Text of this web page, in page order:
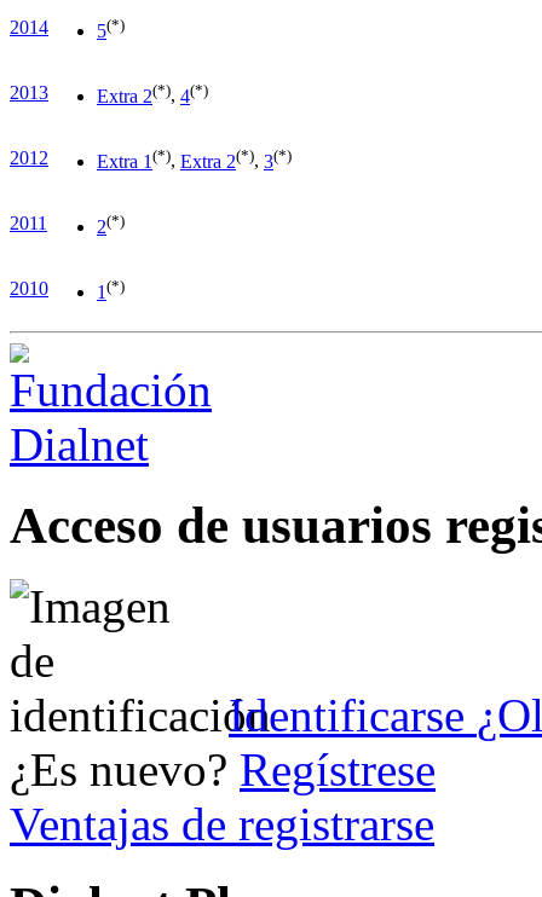
2014 5(*)
2013 Extra 2(*), 4(*)
2012 Extra 1 (*), Extra 2(*), 3(*)
2011 2(*)
2010 1 (*)
Acceso de usuarios
Identificarse
¿Es nuevo? Regístrese
Ventajas de registrarse